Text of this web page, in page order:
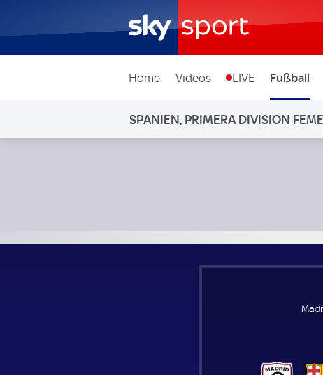
Home Videos LIVE Fußball
SPANIEN, PRIMERA DIVISION